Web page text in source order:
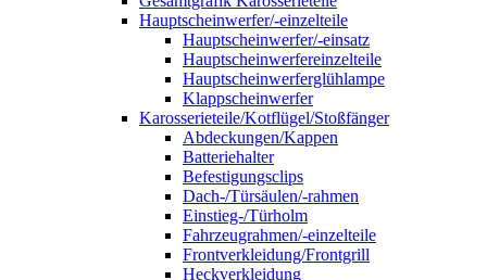
Hauptscheinwerfer/-einzelteile
Hauptscheinwerfer/-einsatz
Hauptscheinwerfereinzelteile
Hauptscheinwerferglühlampe
Klappscheinwerfer
Karosserieteile/Kotflügel/Stoßfänger
Abdeckungen/Kappen
Batteriehalter
Befestigungsclips
Dach-/Türsäulen/-rahmen
Einstieg-/Türholm
Fahrzeugrahmen/-einzelteile
Frontverkleidung/Frontgrill
Heckverkleidung